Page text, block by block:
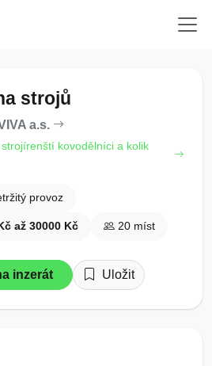
strojů
a.s.
kovodělníci a kolik
provoz
až 30000 Kč 20 míst
inzerát Uložit